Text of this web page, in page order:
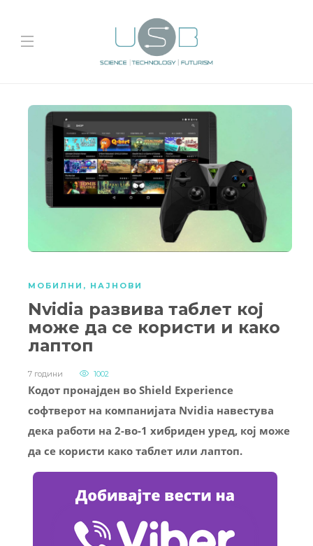
МОБИЛНИ , НАЈНОВИ
Nvidia развива таблет кој
може да се користи и како
лаптоп
7 години 1002
Кодот пронајден во Shield Experience
софтверот на компанијата Nvidia навестува
дека работи на 2-во-1 хибриден уред, кој може
да се користи како таблет или лаптоп.